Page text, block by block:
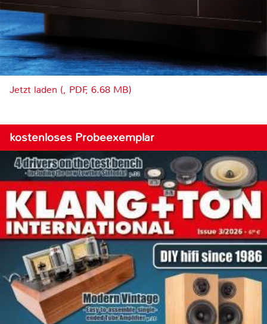
Jetzt laden (, PDF, 6.68 MB)
kostenloses Probeexemplar